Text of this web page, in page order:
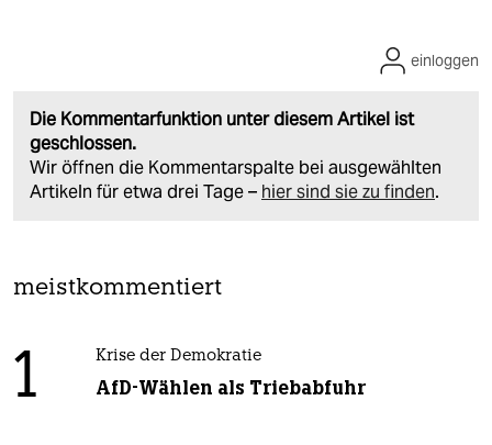
Die Kommentarfunktion unter diesem Artikel ist
geschlossen.
Wir öffnen die Kommentarspalte bei ausgewählten
Artikeln für etwa drei Tage – hier sind sie zu finden.
einloggen
meistkommentiert
1 Krise der Demokratie
AfD-Wählen als Triebabfuhr